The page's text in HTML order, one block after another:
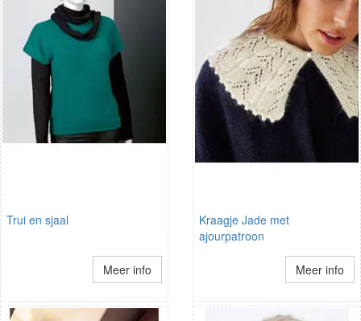
Trui en sjaal
Meer info
Kraagje Jade met
ajourpatroon
Meer info